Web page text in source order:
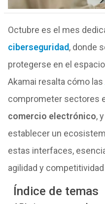
Octubre es el mes
ciberseguridad, donde
protegerse en el
Akamai resalta cómo las
comprometer sectores
comercio electrónico,
establecer un
estas interfaces,
agilidad y
Índice de temas